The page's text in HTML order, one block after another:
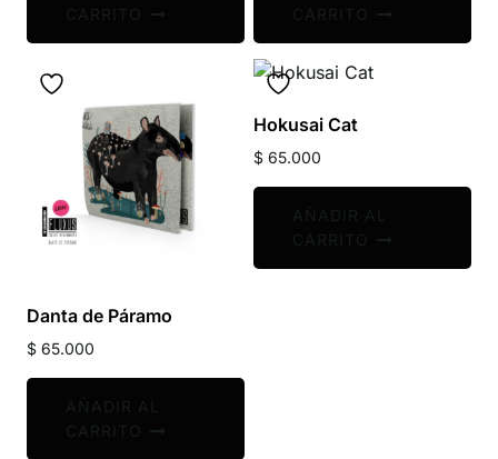
CARRITO
CARRITO
Danta de Páramo
$ 65.000
AÑADIR AL
CARRITO
Hokusai Cat
$ 65.000
AÑADIR AL
CARRITO